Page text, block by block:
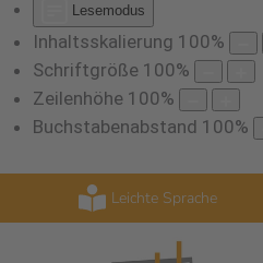
Lesemodus
Inhaltsskalierung 100%
Schriftgröße 100%
Zeilenhöhe 100%
Buchstabenabstand 100%
Leichte Sprache